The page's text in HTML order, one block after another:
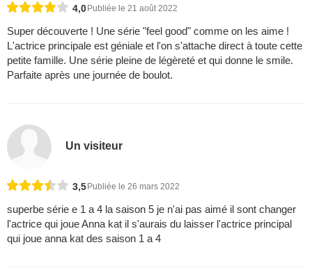
4,0 Publiée le 21 août 2022
Super découverte ! Une série "feel good" comme on les aime !
L'actrice principale est géniale et l'on s'attache direct à toute cette
petite famille. Une série pleine de légèreté et qui donne le smile.
Parfaite après une journée de boulot.
Un visiteur
3,5 Publiée le 26 mars 2022
superbe série e 1 a 4 la saison 5 je n'ai pas aimé il sont changer
l'actrice qui joue Anna kat il s'aurais du laisser l'actrice principal
qui joue anna kat des saison 1 a 4